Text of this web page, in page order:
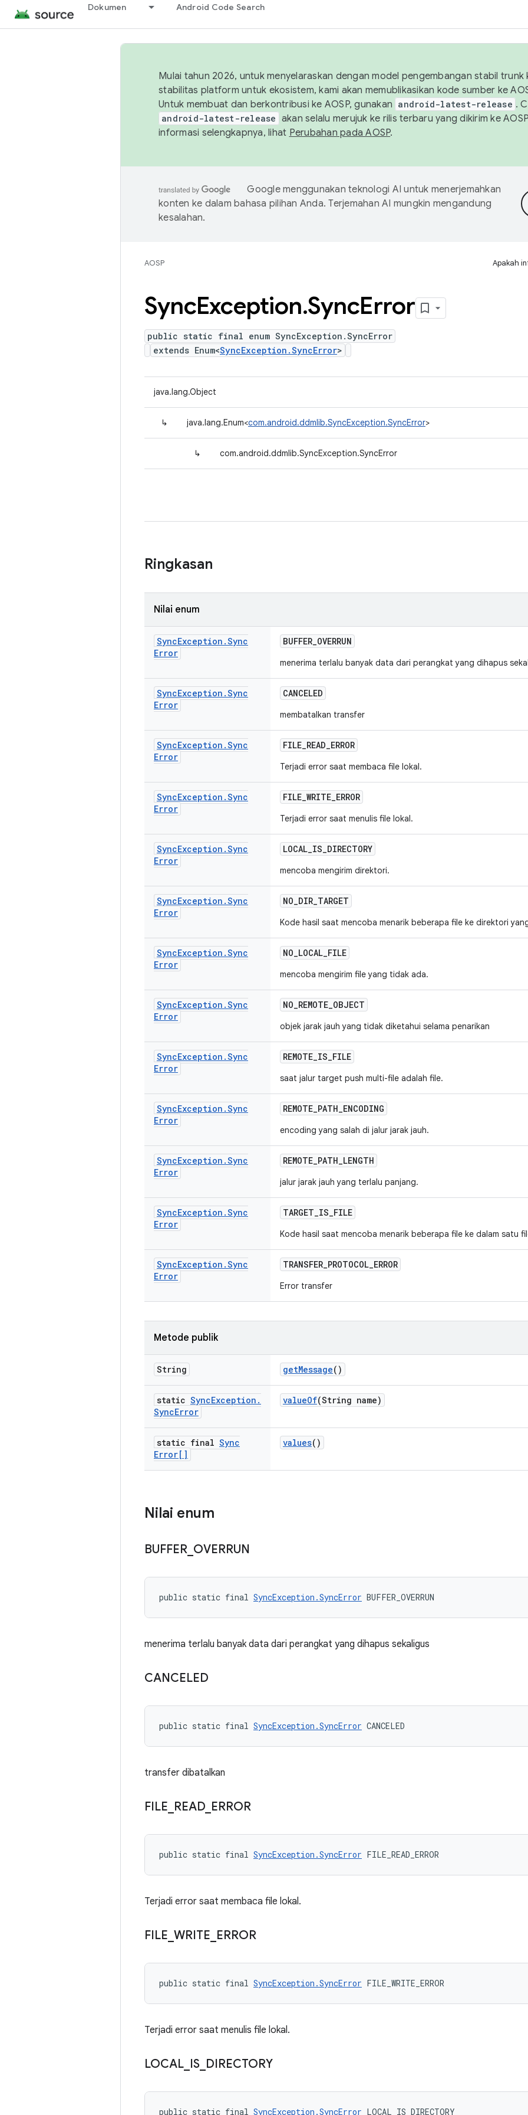
Dokumen Android Code Search
Mulai tahun 2026, untuk menyelaraskan dengan model pengembangan stabil trunk
stabilitas platform untuk ekosistem, kami akan memublikasikan kode sumber ke
Untuk membuat dan berkontribusi ke AOSP, gunakan android-latest-release .
android-latest-release akan selalu merujuk ke rilis terbaru yang dikirim ke
informasi selengkapnya, lihat Perubahan pada AOSP.
Google menggunakan teknologi AI untuk menerjemahkan
konten ke dalam bahasa pilihan Anda. Terjemahan AI mungkin mengandung
kesalahan.
AOSP Apakah
SyncException.SyncError
public static final enum SyncException.SyncError
extends Enum<SyncException.SyncError>
java.lang.Object
↳ java.lang.Enum<com.android.ddmlib.SyncException.SyncError>
↳ com.android.ddmlib.SyncException.SyncError
Ringkasan
Nilai enum
SyncException .Sync
Error
BUFFER_OVERRUN
menerima terlalu banyak data dari perangkat yang dihapus
SyncException .Sync
Error
CANCELED
membatalkan transfer
SyncException .Sync
Error
FILE_READ_ERROR
Terjadi error saat membaca file lokal.
SyncException .Sync
Error
FILE_WRITE_ERROR
Terjadi error saat menulis file lokal.
SyncException .Sync
Error
LOCAL_IS_DIRECTORY
mencoba mengirim direktori.
SyncException .Sync
Error
NO_DIR_TARGET
Kode hasil saat mencoba menarik beberapa file ke direktori
SyncException .Sync
Error
NO_LOCAL_FILE
mencoba mengirim file yang tidak ada.
SyncException .Sync
Error
NO_REMOTE_OBJECT
objek jarak jauh yang tidak diketahui selama penarikan
SyncException .Sync
Error
REMOTE_IS_FILE
saat jalur target push multi-file adalah file.
SyncException .Sync
Error
REMOTE_PATH_ENCODING
encoding yang salah di jalur jarak jauh.
SyncException .Sync
Error
REMOTE_PATH_LENGTH
jalur jarak jauh yang terlalu panjang.
SyncException .Sync
Error
TARGET_IS_FILE
Kode hasil saat mencoba menarik beberapa file ke dalam satu
SyncException .Sync
Error
TRANSFER_PROTOCOL_ERROR
Error transfer
Metode publik
String getMessage()
static SyncException .
SyncError
valueOf(String name)
static final Sync
Error[]
values()
Nilai enum
BUFFER OVERRUN
public static final SyncException.SyncError BUFFER_OVERRUN
menerima terlalu banyak data dari perangkat yang dihapus sekaligus
CANCELED
public static final SyncException.SyncError CANCELED
transfer dibatalkan
FILE READ ERROR
public static final SyncException.SyncError FILE_READ_ERROR
Terjadi error saat membaca file lokal.
FILE WRITE ERROR
public static final SyncException.SyncError FILE_WRITE_ERROR
Terjadi error saat menulis file lokal.
LOCAL IS DIRECTORY
public static final SyncException.SyncError LOCAL_IS_DIRECTORY